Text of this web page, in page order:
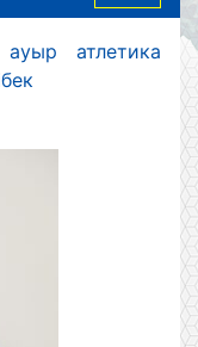
атлетика